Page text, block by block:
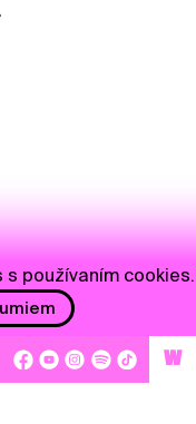
W
s používaním cookies.